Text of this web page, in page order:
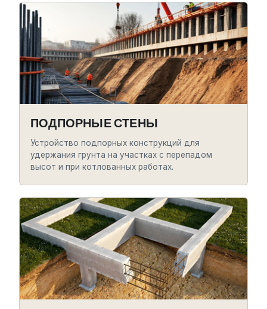
ПОДПОРНЫЕ СТЕНЫ
Устройство подпорных конструкций для
удержания грунта на участках с перепадом
высот и при котлованных работах.